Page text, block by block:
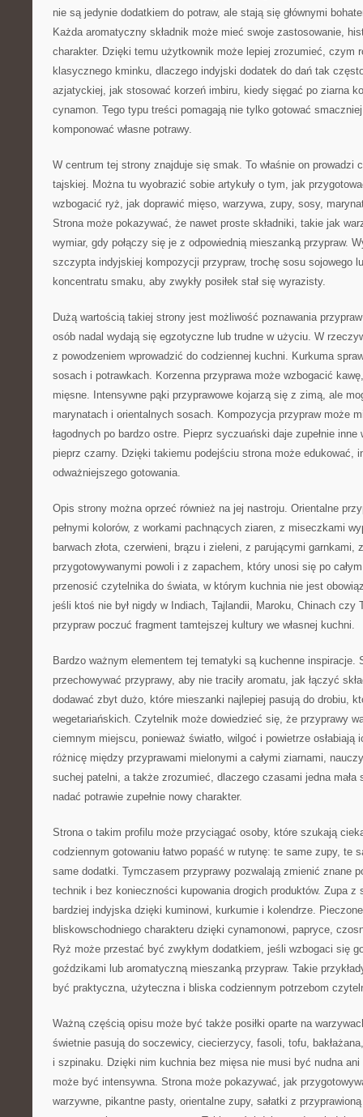
nie są jedynie dodatkiem do potraw, ale stają się głównymi
Każda aromatyczny składnik może mieć swoje zastosowanie,
charakter. Dzięki temu użytkownik może lepiej zrozumieć, czym
klasycznego kminku, dlaczego indyjski dodatek do dań tak
azjatyckiej, jak stosować korzeń imbiru, kiedy sięgać po ziarna
cynamon. Tego typu treści pomagają nie tylko gotować
komponować własne potrawy.
W centrum tej strony znajduje się smak. To właśnie on prowadzi
tajskiej. Można tu wyobrazić sobie artykuły o tym, jak
wzbogacić ryż, jak doprawić mięso, warzywa, zupy, sosy,
Strona może pokazywać, że nawet proste składniki, takie jak
wymiar, gdy połączy się je z odpowiednią mieszanką przypraw.
szczypta indyjskiej kompozycji przypraw, trochę sosu sojowego
koncentratu smaku, aby zwykły posiłek stał się wyrazisty.
Dużą wartością takiej strony jest możliwość poznawania
osób nadal wydają się egzotyczne lub trudne w użyciu. W
z powodzeniem wprowadzić do codziennej kuchni. Kurkuma
sosach i potrawkach. Korzenna przyprawa może wzbogacić
mięsne. Intensywne pąki przyprawowe kojarzą się z zimą, ale
marynatach i orientalnych sosach. Kompozycja przypraw może
łagodnych po bardzo ostre. Pieprz syczuański daje zupełnie
pieprz czarny. Dzięki takiemu podejściu strona może edukować,
odważniejszego gotowania.
Opis strony można oprzeć również na jej nastroju. Orientalne
pełnymi kolorów, z workami pachnących ziaren, z miseczkami
barwach złota, czerwieni, brązu i zieleni, z parującymi garnkami,
przygotowywanymi powoli i z zapachem, który unosi się po
przenosić czytelnika do świata, w którym kuchnia nie jest
jeśli ktoś nie był nigdy w Indiach, Tajlandii, Maroku, Chinach czy
przypraw poczuć fragment tamtejszej kultury we własnej kuchni.
Bardzo ważnym elementem tej tematyki są kuchenne inspiracje.
przechowywać przyprawy, aby nie traciły aromatu, jak łączyć
dodawać zbyt dużo, które mieszanki najlepiej pasują do drobiu,
wegetariańskich. Czytelnik może dowiedzieć się, że przyprawy
ciemnym miejscu, ponieważ światło, wilgoć i powietrze
różnicę między przyprawami mielonymi a całymi ziarnami,
suchej patelni, a także zrozumieć, dlaczego czasami jedna
nadać potrawie zupełnie nowy charakter.
Strona o takim profilu może przyciągać osoby, które szukają
codziennym gotowaniu łatwo popaść w rutynę: te same zupy, te
same dodatki. Tymczasem przyprawy pozwalają zmienić znane
technik i bez konieczności kupowania drogich produktów. Zupa
bardziej indyjska dzięki kuminowi, kurkumie i kolendrze.
bliskowschodniego charakteru dzięki cynamonowi, papryce,
Ryż może przestać być zwykłym dodatkiem, jeśli wzbogaci się
goździkami lub aromatyczną mieszanką przypraw. Takie
być praktyczna, użyteczna i bliska codziennym potrzebom
Ważną częścią opisu może być także posiłki oparte na
świetnie pasują do soczewicy, ciecierzycy, fasoli, tofu,
i szpinaku. Dzięki nim kuchnia bez mięsa nie musi być nudna
może być intensywna. Strona może pokazywać, jak
warzywne, pikantne pasty, orientalne zupy, sałatki z